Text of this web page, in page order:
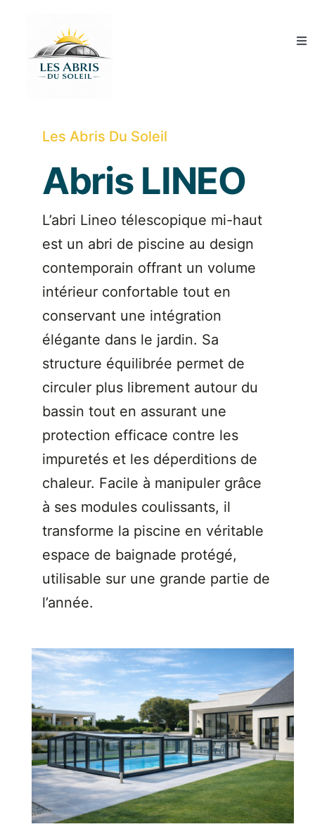
content
Qui sommes-nous ?
Guide et conseils
Les Abris Du Soleil
Abris LINEO
L’abri Lineo télescopique mi-haut
est un abri de piscine au design
contemporain offrant un volume
intérieur confortable tout en
conservant une intégration
élégante dans le jardin. Sa
structure équilibrée permet de
circuler plus librement autour du
bassin tout en assurant une
protection efficace contre les
impuretés et les déperditions de
chaleur. Facile à manipuler grâce
à ses modules coulissants, il
transforme la piscine en véritable
espace de baignade protégé,
utilisable sur une grande partie de
l’année.